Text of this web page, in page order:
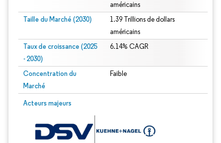
américains
Taille du Marché (2030)
1.39 Trillions de dollars
américains
Taux de croissance (2025
- 2030)
6.14% CAGR
Concentration du
Marché
Faible
Acteurs majeurs
Image © Mordor Intelligence. La réutilisation nécessite une attribution sous CC